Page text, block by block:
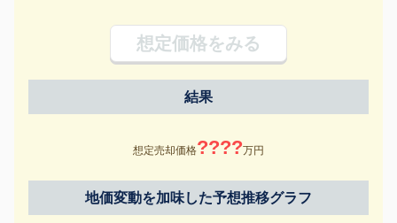
想定価格をみる
結果
想定売却価格????万円
地価変動を加味した予想推移グラフ